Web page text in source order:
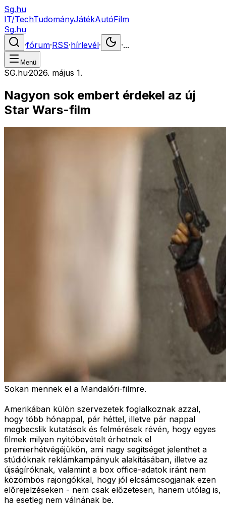
Sg.hu
IT/TechTudományJátékAutóFilm
Sg.hu
·fórum·RSS·hírlevél· ·...
Menü
SG.hu·2026. május 1.
Nagyon sok embert érdekel az új
Star Wars-film
Sokan mennek el a Mandalóri-filmre.
Amerikában külön szervezetek foglalkoznak azzal,
hogy több hónappal, pár héttel, illetve pár nappal
megbecslik kutatások és felmérések révén, hogy egyes
filmek milyen nyitóbevételt érhetnek el
premierhétvégéjükön, ami nagy segítséget jelenthet a
stúdióknak reklámkampányuk alakításában, illetve az
újságíróknak, valamint a box office-adatok iránt nem
közömbös rajongókkal, hogy jól elcsámcsogjanak ezen
előrejelzéseken - nem csak előzetesen, hanem utólag is,
ha esetleg nem válnának be.